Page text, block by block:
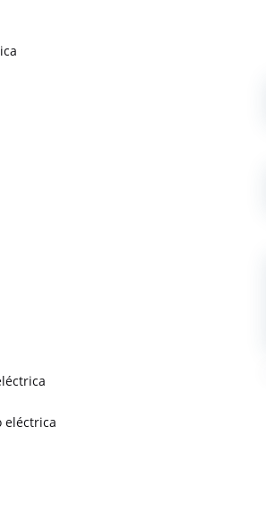
eléctrica